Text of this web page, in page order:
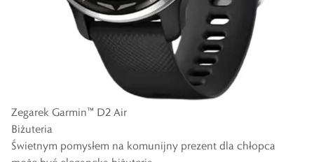
Zegarek Garmin™ D2 Air
Biżuteria
Świetnym pomysłem na komunijny prezent dla chłopca